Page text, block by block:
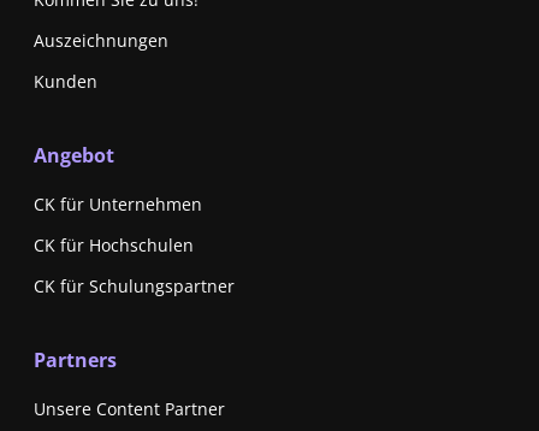
Auszeichnungen
Kunden
Angebot
CK für Unternehmen
CK für Hochschulen
CK für Schulungspartner
Partners
Unsere Content Partner